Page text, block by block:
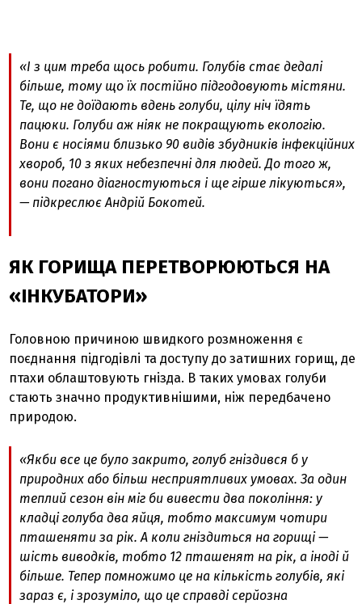
«І з цим треба щось робити. Голубів стає дедалі
більше, тому що їх постійно підгодовують містяни.
Те, що не доїдають вдень голуби, цілу ніч їдять
пацюки. Голуби аж ніяк не покращують екологію.
Вони є носіями близько 90 видів збудників інфекційних
хвороб, 10 з яких небезпечні для людей. До того ж,
вони погано діагностуються і ще гірше лікуються»,
— підкреслює Андрій Бокотей.
ЯК ГОРИЩА ПЕРЕТВОРЮЮТЬСЯ НА
«ІНКУБАТОРИ»
Головною причиною швидкого розмноження є
поєднання підгодівлі та доступу до затишних горищ, де
птахи облаштовують гнізда. В таких умовах голуби
стають значно продуктивнішими, ніж передбачено
природою.
«Якби все це було закрито, голуб гніздився б у
природних або більш несприятливих умовах. За один
теплий сезон він міг би вивести два покоління: у
кладці голуба два яйця, тобто максимум чотири
пташеняти за рік. А коли гніздиться на горищі —
шість виводків, тобто 12 пташенят на рік, а іноді й
більше. Тепер помножимо це на кількість голубів, які
зараз є, і зрозуміло, що це справді серйозна